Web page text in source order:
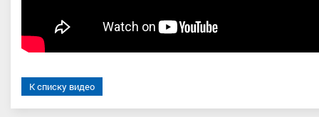
К списку видео